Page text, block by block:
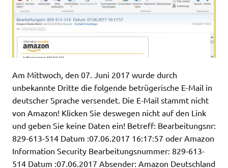
Am Mittwoch, den 07. Juni 2017 wurde durch
unbekannte Dritte die folgende betrügerische E-Mail in
deutscher Sprache versendet. Die E-Mail stammt nicht
von Amazon! Klicken Sie deswegen nicht auf den Link
und geben Sie keine Daten ein! Betreff: Bearbeitungsnr:
829-613-514 Datum :07.06.2017 16:17:57 oder Amazon
Information Security Bearbeitungsnummer: 829-613-
514 Datum :07.06.2017 Absender: Amazon Deutschland